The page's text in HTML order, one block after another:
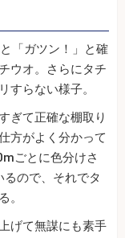
「ガツン！」と確
ウオ。さらにタチ
すらない様子。
ぎて正確な棚取り
方がよく分かって
ごとに色分けさ
ので、それでタ
。
げて無謀にも素手